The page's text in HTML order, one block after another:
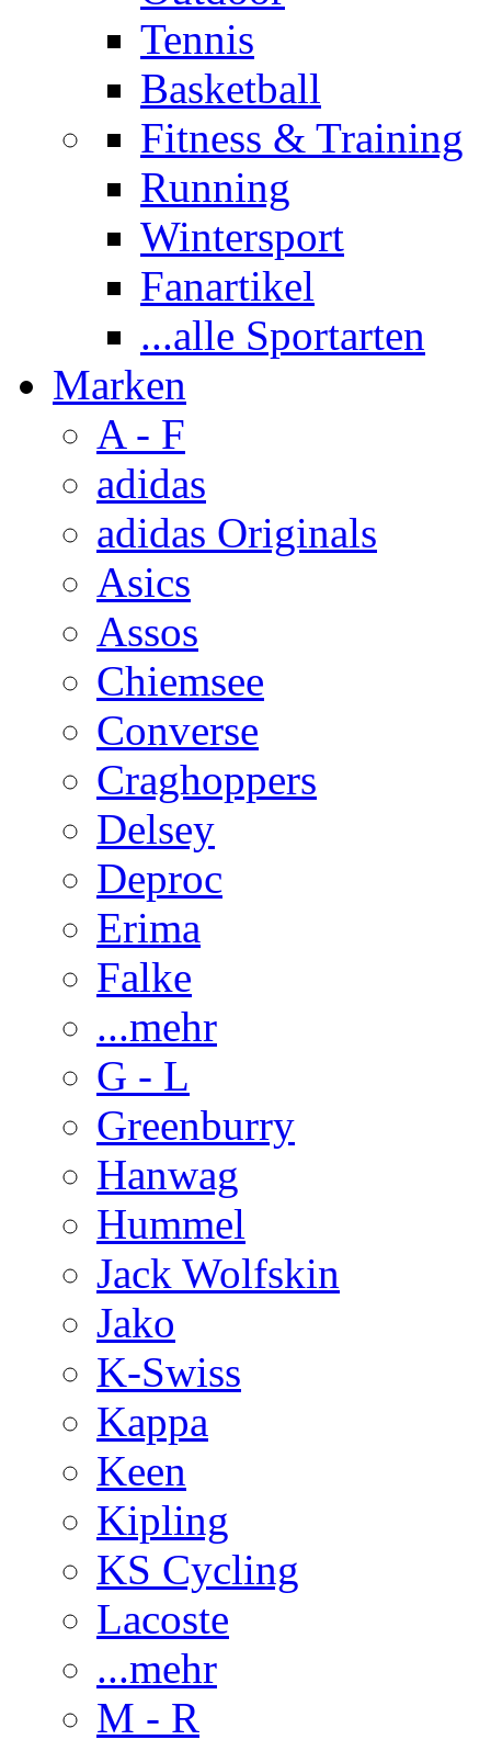
Tennis
Basketball
Fitness & Training
Running
Wintersport
Fanartikel
...alle Sportarten
Marken
A - F
adidas
adidas Originals
Asics
Assos
Chiemsee
Converse
Craghoppers
Delsey
Deproc
Erima
Falke
...mehr
G - L
Greenburry
Hanwag
Hummel
Jack Wolfskin
Jako
K-Swiss
Kappa
Keen
Kipling
KS Cycling
Lacoste
...mehr
M - R